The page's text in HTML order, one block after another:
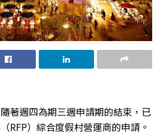
著週四為期三週申請期的結束，已
RFP）綜合度假村營運商的申請。